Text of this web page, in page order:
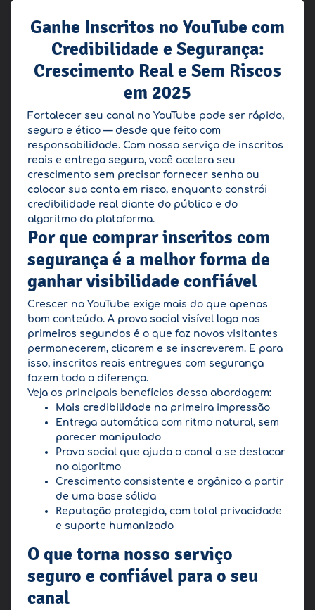
Ganhe Inscritos no YouTube com
Credibilidade e Segurança:
Crescimento Real e Sem Riscos
em 2025
Fortalecer seu canal no YouTube pode ser rápido,
seguro e ético — desde que feito com
responsabilidade. Com nosso serviço de inscritos
reais e entrega segura, você acelera seu
crescimento sem precisar fornecer senha ou
colocar sua conta em risco, enquanto constrói
credibilidade real diante do público e do
algoritmo da plataforma.
Por que comprar inscritos com
segurança é a melhor forma de
ganhar visibilidade confiável
Crescer no YouTube exige mais do que apenas
bom conteúdo. A prova social visível logo nos
primeiros segundos é o que faz novos visitantes
permanecerem, clicarem e se inscreverem. E para
isso, inscritos reais entregues com segurança
fazem toda a diferença.
Veja os principais benefícios dessa abordagem:
Mais credibilidade na primeira impressão
Entrega automática com ritmo natural, sem
parecer manipulado
Prova social que ajuda o canal a se destacar
no algoritmo
Crescimento consistente e orgânico a partir
de uma base sólida
Reputação protegida, com total privacidade
e suporte humanizado
O que torna nosso serviço
seguro e confiável para o seu
canal